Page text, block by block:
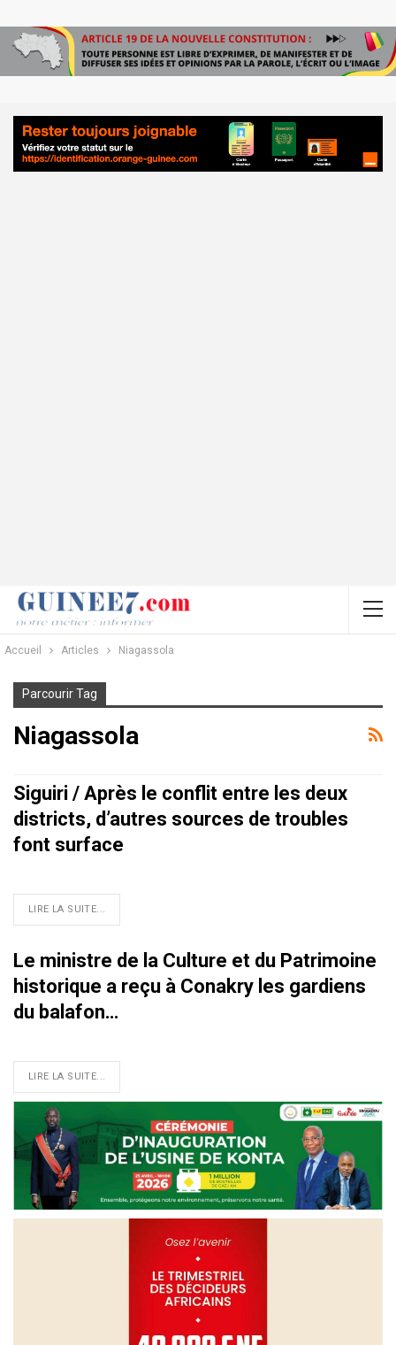
Accueil Articles Niagassola
Parcourir Tag
Niagassola
Siguiri / Après le conflit entre les deux
districts, d’autres sources de troubles
font surface
LIRE LA SUITE...
Le ministre de la Culture et du Patrimoine
historique a reçu à Conakry les gardiens
du balafon…
LIRE LA SUITE...